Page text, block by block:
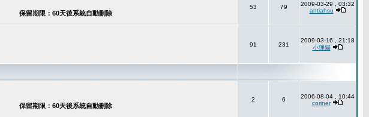
保留期限：60天後系統自動刪除
53 79
2009-03-29 , 03:32
antiahsu
91 231
2009-03-16 , 21:18
小狸貓
保留期限：60天後系統自動刪除
2 6
2006-08-04 , 10:44
coriner